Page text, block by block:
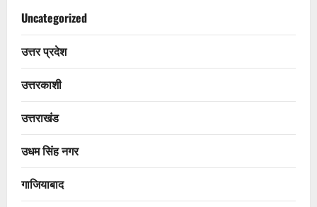
Uncategorized
उत्तर प्रदेश
उत्तरकाशी
उत्तराखंड
उधम सिंह नगर
गाजियाबाद